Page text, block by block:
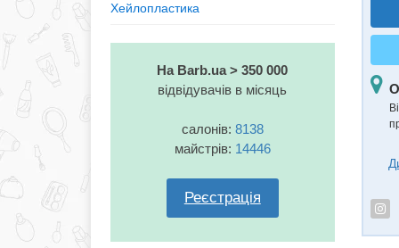
Хейлопластика
На Barb.ua > 350 000
відвідувачів в місяць
салонів: 8138
майстрів: 14446
Реєстрація